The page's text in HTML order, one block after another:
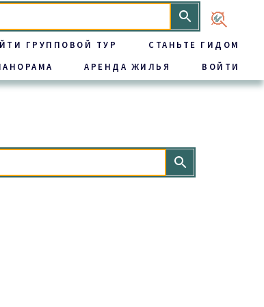
ГРУППОВОЙ ТУР
СТАНЬТЕ ГИДОМ
АРЕНДА ЖИЛЬЯ ВОЙТИ